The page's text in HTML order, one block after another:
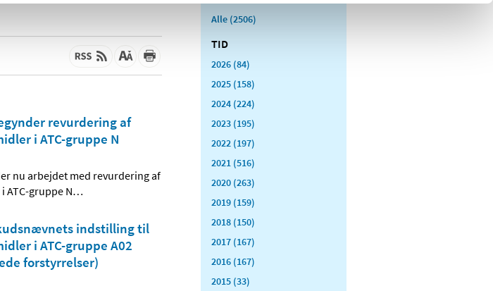
revurdering af
i ATC-gruppe N
nu arbejdet med revurdering af
gruppe N…
indstilling til
i ATC-gruppe A02
forstyrrelser)
Alle (2506)
TID
2026 (84)
2025 (158)
2024 (224)
2023 (195)
2022 (197)
2021 (516)
2020 (263)
2019 (159)
2018 (150)
2017 (167)
2016 (167)
2015 (33)